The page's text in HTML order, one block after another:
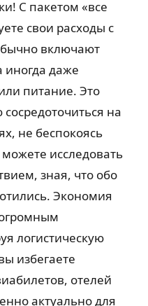
С пакетом «все
свои расходы с
включают
иногда даже
питание. Это
на
не беспокоясь
исследовать
зная, что обо
Экономия
логистическую
избегаете
отелей
актуально для